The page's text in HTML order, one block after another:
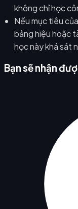
không chỉ học
Nếu mục tiêu
bảng hiệu hoặc
học này khá sát
Bạn sẽ nhận